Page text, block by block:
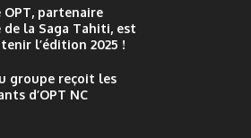
OPT, partenaire
la Saga Tahiti, est
l’édition 2025 !
groupe reçoit les
d’OPT NC